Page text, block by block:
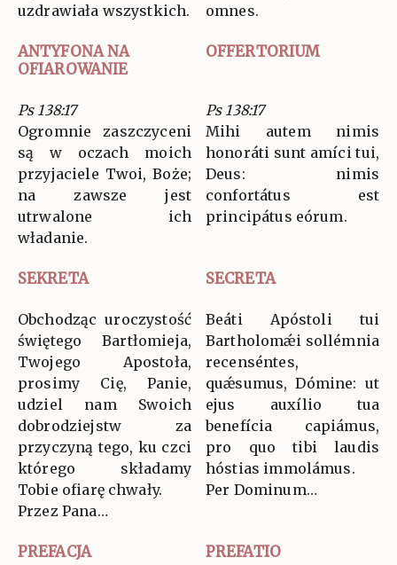
uzdrawiała wszystkich.
omnes.
ANTYFONA NA
OFIAROWANIE
OFFERTORIUM
Ps 138:17
Ogromnie zaszczyceni
są w oczach moich
przyjaciele Twoi, Boże;
na zawsze jest
utrwalone ich
władanie.
Ps 138:17
Mihi autem nimis
honoráti sunt amíci tui,
Deus: nimis
confortátus est
principátus eórum.
SEKRETA SECRETA
Obchodząc uroczystość
świętego Bartłomieja,
Twojego Apostoła,
prosimy Cię, Panie,
udziel nam Swoich
dobrodziejstw za
przyczyną tego, ku czci
którego składamy
Tobie ofiarę chwały.
Przez Pana…
Beáti Apóstoli tui
Bartholomǽi sollémnia
recenséntes,
quǽsumus, Dómine: ut
ejus auxílio tua
benefícia capiámus,
pro quo tibi laudis
hóstias immolámus.
Per Dominum…
PREFACJA PREFATIO